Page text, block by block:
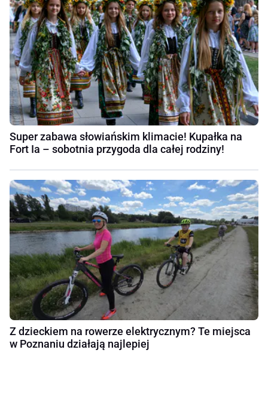
Super zabawa słowiańskim klimacie! Kupałka na
Fort Ia – sobotnia przygoda dla całej rodziny!
Z dzieckiem na rowerze elektrycznym? Te miejsca
w Poznaniu działają najlepiej